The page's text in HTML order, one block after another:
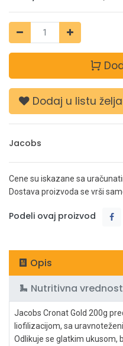
Dodaj u listu želja
Jacobs
Cene su iskazane sa
Dostava proizvoda se vrši
Podeli ovaj proizvod
Opis
Nutritivna vrednost
Jacobs Cronat Gold 200g
liofilizacijom, sa
Odlikuje se glatkim ukusom,